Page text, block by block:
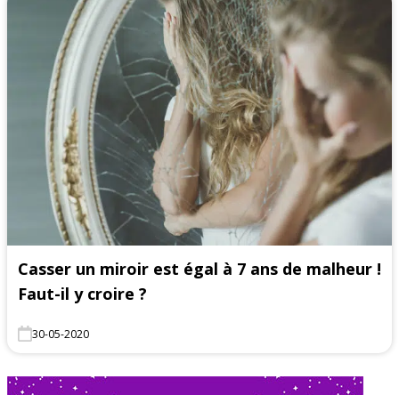
Casser un miroir est égal à 7 ans de malheur !
Faut-il y croire ?
30-05-2020